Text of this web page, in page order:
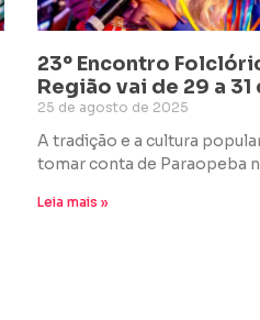
23º Encontro
Região vai de 29 a
25 de agosto de 2025
A tradição e a cultura
tomar conta de Paraopeba
Leia mais »